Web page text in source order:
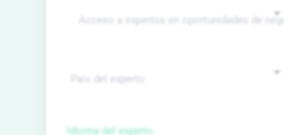
Idioma del experto